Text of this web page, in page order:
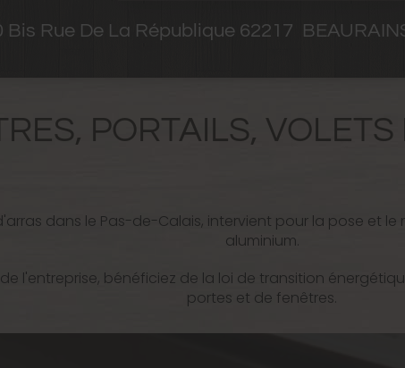
Bis Rue De La République 62217
PORTAILS,
dans le Pas-de-Calais, intervient pour la pose et
aluminium.
de l'entreprise, bénéficiez de la loi de transition
portes et de fenêtres.